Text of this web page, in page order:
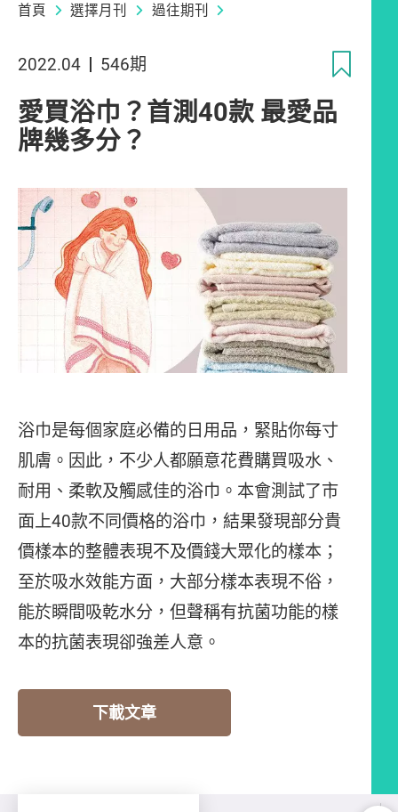
首頁 選擇月刊 過往期刊
2022.04 546期
愛買浴巾？首測40款 最愛品
牌幾多分？
浴巾是每個家庭必備的日用品，緊貼你每寸
肌膚。因此，不少人都願意花費購買吸水、
耐用、柔軟及觸感佳的浴巾。本會測試了市
面上40款不同價格的浴巾，結果發現部分貴
價樣本的整體表現不及價錢大眾化的樣本；
至於吸水效能方面，大部分樣本表現不俗，
能於瞬間吸乾水分，但聲稱有抗菌功能的樣
本的抗菌表現卻強差人意。
下載文章